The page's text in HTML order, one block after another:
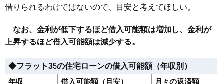
借りられるわけではないので、目安と考えてほしい。
なお、金利が低下するほど借入可能額は増加し、金利が
上昇するほど借入可能額は減少する。
◆フラット35の住宅ローンの借入可能額（年収別）
年収
借入可能額（目安）
月々の返済額